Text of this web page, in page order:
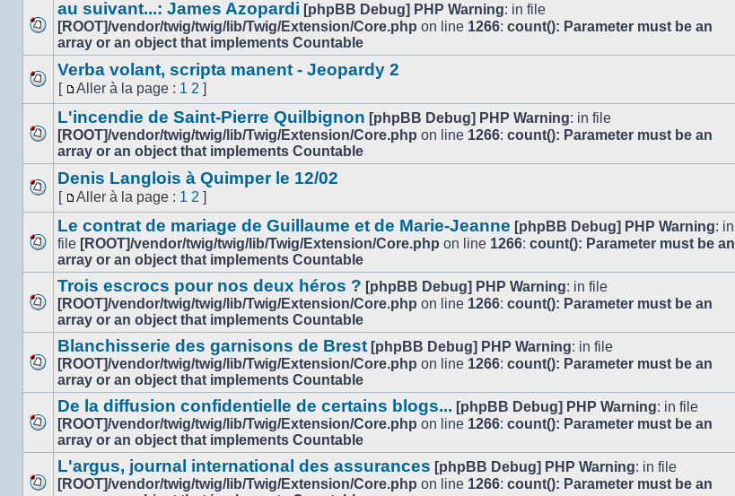
non
Aucun
message
non
au suivant...: James Azopardi [phpBB Debug] PHP Warning: in file
[ROOT]/vendor/twig/twig/lib/Twig/Extension/Core.php on line 1266: count(): Parameter must be an
array or an object that implements Countable
Aucun
message
non
Verba volant, scripta manent - Jeopardy 2
[
Aller
à
la
page
Aller à la page : 1 2 ]
Aucun
message
non
L'incendie de Saint-Pierre Quilbignon [phpBB Debug] PHP Warning: in file
[ROOT]/vendor/twig/twig/lib/Twig/Extension/Core.php on line 1266: count(): Parameter must be an
array or an object that implements Countable
Aucun
message
non
Denis Langlois à Quimper le 12/02
[
Aller
à
la
page
Aller à la page : 1 2 ]
Aucun
message
non
Le contrat de mariage de Guillaume et de Marie-Jeanne [phpBB Debug] PHP Warning: in
file [ROOT]/vendor/twig/twig/lib/Twig/Extension/Core.php on line 1266: count(): Parameter must be an
array or an object that implements Countable
Aucun
message
non
Trois escrocs pour nos deux héros ? [phpBB Debug] PHP Warning: in file
[ROOT]/vendor/twig/twig/lib/Twig/Extension/Core.php on line 1266: count(): Parameter must be an
array or an object that implements Countable
Aucun
message
non
Blanchisserie des garnisons de Brest [phpBB Debug] PHP Warning: in file
[ROOT]/vendor/twig/twig/lib/Twig/Extension/Core.php on line 1266: count(): Parameter must be an
array or an object that implements Countable
Aucun
message
non
De la diffusion confidentielle de certains blogs... [phpBB Debug] PHP Warning: in file
[ROOT]/vendor/twig/twig/lib/Twig/Extension/Core.php on line 1266: count(): Parameter must be an
array or an object that implements Countable
L'argus, journal international des assurances [phpBB Debug] PHP Warning: in file
[ROOT]/vendor/twig/twig/lib/Twig/Extension/Core.php on line 1266: count(): Parameter must be an